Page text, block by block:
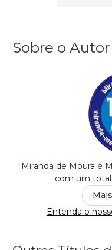
Sobre o Autor
Miranda de Moura é
com um
Entenda o